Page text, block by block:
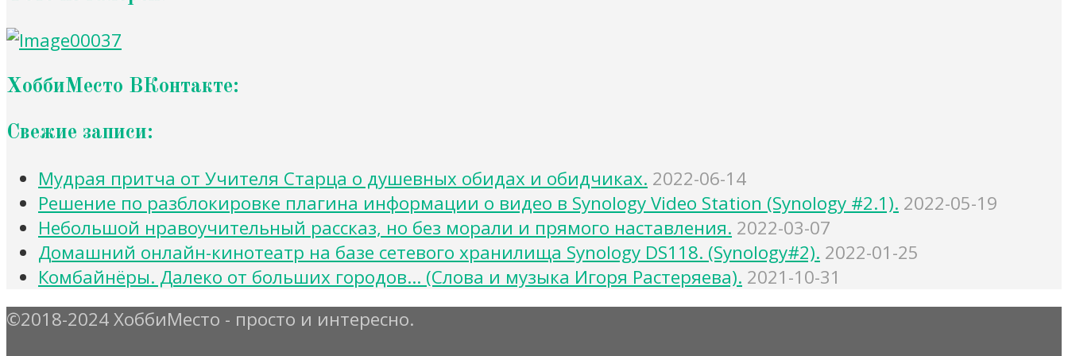
ХоббиМесто ВКонтакте:
Свежие записи:
Мудрая притча от Учителя Старца о душевных обидах и обидчиках. 2022-06-14
Решение по разблокировке плагина информации о видео в Synology Video Station (Synology #2.1). 2022-05-19
Небольшой нравоучительный рассказ, но без морали и прямого наставления. 2022-03-07
Домашний онлайн-кинотеатр на базе сетевого хранилища Synology DS118. (Synology#2). 2022-01-25
Комбайнёры. Далеко от больших городов… (Слова и музыка Игоря Растеряева). 2021-10-31
©2018-2024 ХоббиМесто - просто и интересно.